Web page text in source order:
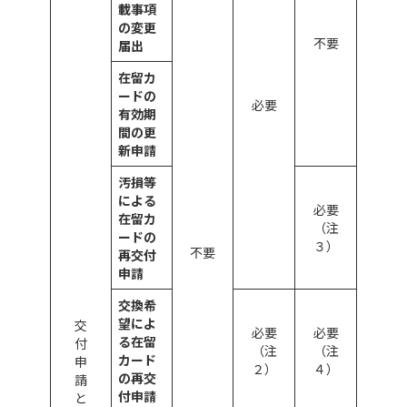
交
付
申
請
と
載事項
の変更
届出
不要
必要
不要
在留カ
ードの
有効期
間の更
新申請
汚損等
による
在留カ
ードの
再交付
申請
必要
（注
３）
交換希
望によ
る在留
カード
の再交
付申請
必要
（注
２）
必要
（注
４）